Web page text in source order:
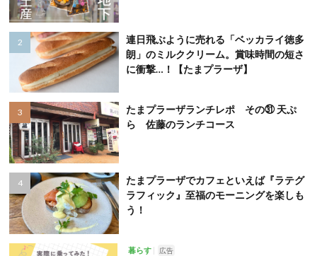
連日飛ぶように売れる「ベッカライ徳多
朗」のミルククリーム。賞味時間の短さ
に衝撃…！【たまプラーザ】
たまプラーザランチレポ その㉛ 天ぷ
ら 佐藤のランチコース
たまプラーザでカフェといえば『ラテグ
ラフィック』至福のモーニングを楽しも
う！
暮らす 広告